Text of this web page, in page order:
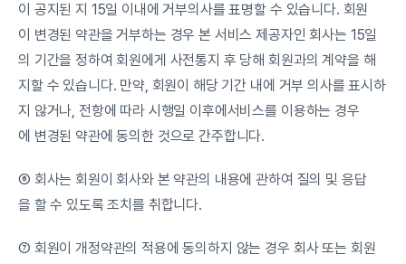
이 공지된 지 15일 이내에 거부의사를 표명할 수 있습니다. 회원
이 변경된 약관을 거부하는 경우 본 서비스 제공자인 회사는 15일
의 기간을 정하여 회원에게 사전통지 후 당해 회원과의 계약을 해
지할 수 있습니다. 만약, 회원이 해당 기간 내에 거부 의사를 표시하
지 않거나, 전항에 따라 시행일 이후에서비스를 이용하는 경우
에 변경된 약관에 동의한 것으로 간주합니다.
⑥ 회사는 회원이 회사와 본 약관의 내용에 관하여 질의 및 응답
을 할 수 있도록 조치를 취합니다.
⑦ 회원이 개정약관의 적용에 동의하지 않는 경우 회사 또는 회원